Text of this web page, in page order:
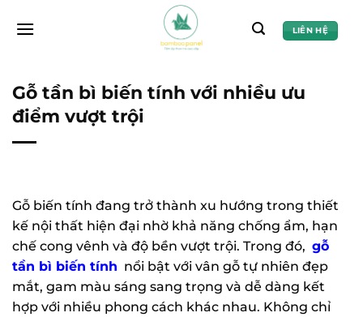
đến
LIÊN HỆ
Gỗ tần bì biến tính với nhiều ưu
điểm vượt trội
Gỗ biến tính đang trở thành xu hướng trong thiết
kế nội thất hiện đại nhờ khả năng chống ẩm, hạn
chế cong vênh và độ bền vượt trội. Trong đó, gỗ
tần bì biến tính nổi bật với vân gỗ tự nhiên đẹp
mắt, gam màu sáng sang trọng và dễ dàng kết
hợp với nhiều phong cách khác nhau. Không chỉ